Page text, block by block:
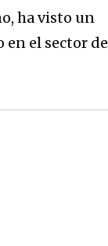
ha visto un
el sector de